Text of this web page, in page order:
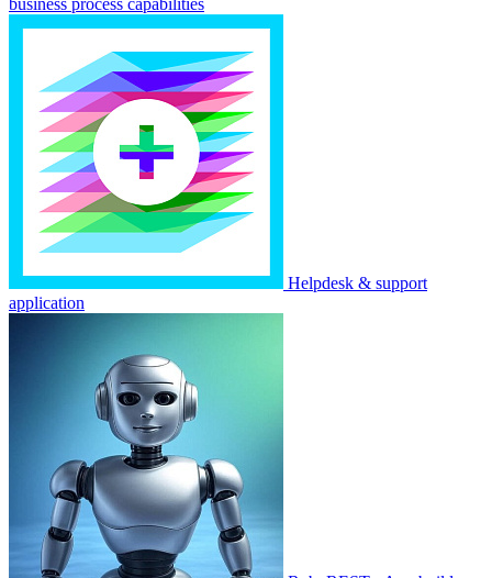
business process capabilities
Helpdesk & support
application